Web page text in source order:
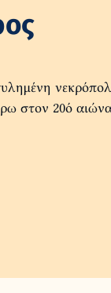
στον 20ό